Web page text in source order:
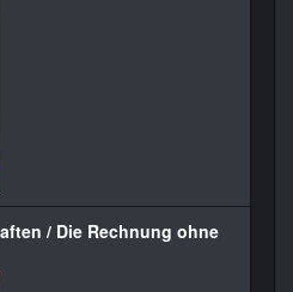
/ Die Rechnung ohne